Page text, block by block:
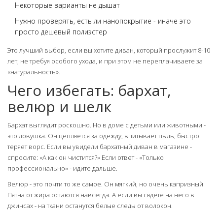
Некоторые варианты не дышат
Нужно проверять, есть ли нанопокрытие - иначе это
просто дешевый полиэстер
Это лучший выбор, если вы хотите диван, который прослужит 8-10
лет, не требуя особого ухода, и при этом не переплачиваете за
«натуральность».
Чего избегать: бархат,
велюр и шелк
Бархат выглядит роскошно. Но в доме с детьми или животными -
это ловушка. Он цепляется за одежду, впитывает пыль, быстро
теряет ворс. Если вы увидели бархатный диван в магазине -
спросите: «А как он чистится?» Если ответ - «Только
профессионально» - идите дальше.
Велюр - это почти то же самое. Он мягкий, но очень капризный.
Пятна от жира остаются навсегда. А если вы сядете на него в
джинсах - на ткани останутся белые следы от волокон.